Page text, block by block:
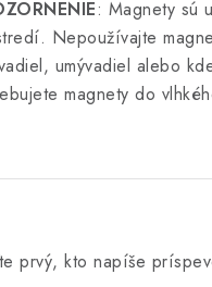
: Magnety sú
Nepoužívajte
umývadiel alebo
magnety do
prvý, kto napíše